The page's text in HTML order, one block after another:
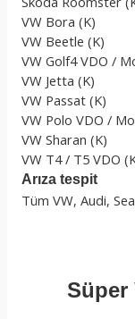
VW Bora (K)
VW Beetle (K)
VW Golf4 VDO /
VW Jetta (K)
VW Passat (K)
VW Polo VDO /
VW Sharan (K)
VW T4 / T5 VDO
Arıza tespit
Tüm VW, Audi,
Süper